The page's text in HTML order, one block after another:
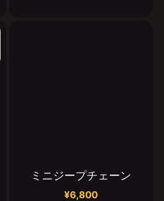
ミニジープチェーン
¥6,800